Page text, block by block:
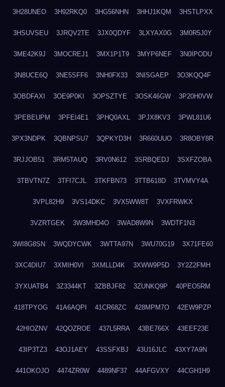
3H28UNEO 3H92RKQ0 3HG56NHN 3HHJ1KQM 3HSTLPXX
3HSUVSEU 3JRQV2TE 3JX0QDYF 3LXYAX0G 3M0R5J0Y
3ME42K9J 3MOCREJ1 3MX1P1T9 3MYP6NEF 3N0IPODU
3N8UCE6Q 3NE5SFF6 3NH0FX33 3NISGAEP 3O3KQQ4F
3OBDFAXI 3OE9P0KI 3OPSZTYE 3OSK46GW 3P20H0VW
3PEBEUPM 3PFEI4E1 3PHQ0AXL 3PJX8KV3 3PWL81U6
3PX3NDPK 3QBNPSU7 3QPKYD3H 3R660UUO 3R8OBY8R
3RJJOB51 3RM5TAUQ 3RV0N612 3SRBQEDJ 3SXFZOBA
3TBVTN7Z 3TFI7CJL 3TKFBN73 3TTB618D 3TVMVY4A
3VPL82H9 3VS14DKC 3VX5WW8T 3VXFRWKX
3VZRTGEK 3W3MHD4O 3WAD8W9N 3WDTF1N3
3WI8G8SN 3WQDYCWK 3WTTA97N 3WU70G19 3X71FE60
3XC4DIU7 3XMIH0VI 3XMLLD4K 3XWW9P5D 3Y2Z2FMH
3YXUATB4 3Z3344KT 3ZBBJF82 3ZUNKQ9P 40PEO5RM
418TPYOG 41A6AQPI 41CR68ZC 428MPM7O 42EW9PZP
42HIOZNV 42QOZROE 437L5RRA 43BE766X 43EEF23E
43IP3TZ3 43OJ1AEY 43SSFXBJ 43U16JLC 43XY7A9N
441OKOJO 4474ZR0W 4489NF37 44AFGVXY 44CGH1H9